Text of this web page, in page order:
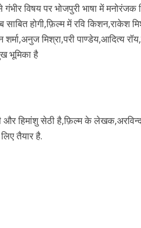
लखनऊ और भोपाल में हुई पूरी”
विषय पर भोजपुरी भाषा में
होगी,फ़िल्म में रवि किशन,राकेश
मिश्रा,परी पाण्डेय,आदित्य
भूमिका है
हिमांशु सेठी है,फ़िल्म के लेखक,अरविन्द
तैयार है.